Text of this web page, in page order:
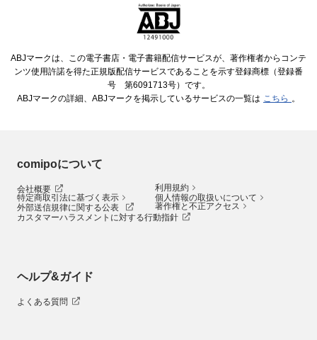
ABJマークは、この電子書店・電子書籍配信サービスが、著作権者からコンテ
ンツ使用許諾を得た正規版配信サービスであることを示す登録商標（登録番
号 第6091713号）です。
ABJマークの詳細、ABJマークを掲示しているサービスの一覧は こちら 。
comipoについて
会社概要
利用規約
特定商取引法に基づく表示
個人情報の取扱いについて
外部送信規律に関する公表
著作権と不正アクセス
カスタマーハラスメントに対する行動指針
ヘルプ&ガイド
よくある質問